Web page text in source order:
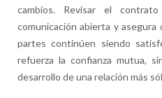
cambios. Revisar el
comunicación abierta y asegura
partes continúen siendo
refuerza la confianza mutua,
desarrollo de una relación más